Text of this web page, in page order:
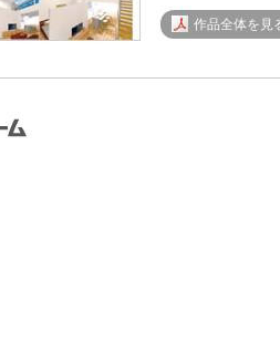
作品全体を見